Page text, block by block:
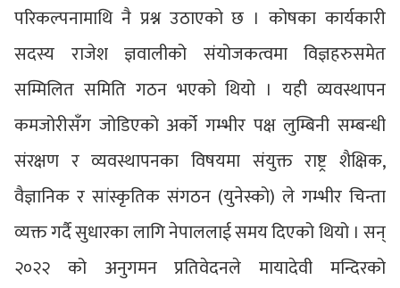
परिकल्पनामाथि नै प्रश्न उठाएको छ । कोषका कार्यकारी
सदस्य राजेश ज्ञवालीको संयोजकत्वमा विज्ञहरुसमेत
सम्मिलित समिति गठन भएको थियो । यही व्यवस्थापन
कमजोरीसँग जोडिएको अर्को गम्भीर पक्ष लुम्बिनी सम्बन्धी
संरक्षण र व्यवस्थापनका विषयमा संयुक्त राष्ट्र शैक्षिक,
वैज्ञानिक र सांस्कृतिक संगठन (युनेस्को) ले गम्भीर चिन्ता
व्यक्त गर्दै सुधारका लागि नेपाललाई समय दिएको थियो । सन्
२०२२ को अनुगमन प्रतिवेदनले मायादेवी मन्दिरको